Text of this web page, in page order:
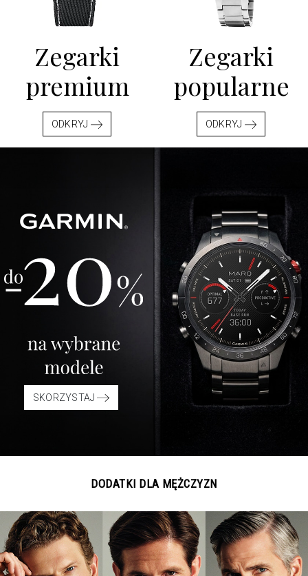
Zegarki
premium
ODKRYJ
Zegarki
popularne
ODKRYJ
SKORZYSTAJ
DODATKI DLA MĘŻCZYZN